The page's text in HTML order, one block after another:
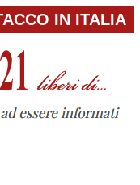
IN ITALIA